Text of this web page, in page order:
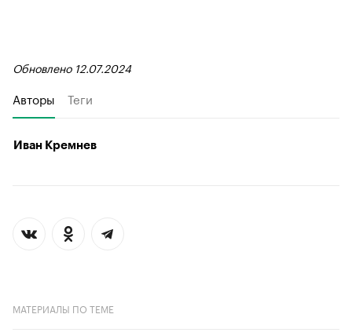
Обновлено 12.07.2024
Авторы Теги
Иван Кремнев
МАТЕРИАЛЫ ПО ТЕМЕ